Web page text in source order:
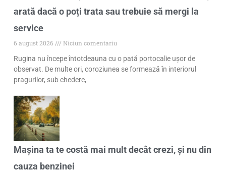
arată dacă o poți trata sau trebuie să mergi la
service
6 august 2026
Niciun comentariu
Rugina nu începe întotdeauna cu o pată portocalie ușor de
observat. De multe ori, coroziunea se formează în interiorul
pragurilor, sub chedere,
Mașina ta te costă mai mult decât crezi, și nu din
cauza benzinei